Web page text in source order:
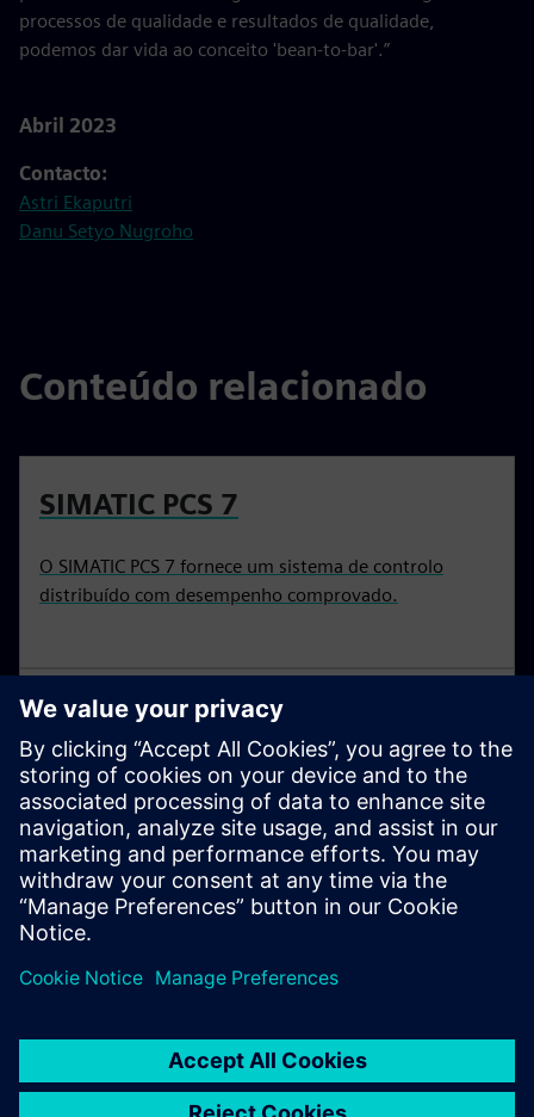
processos de qualidade e resultados de qualidade,
podemos dar vida ao conceito 'bean-to-bar'.”
Abril 2023
Contacto:
Astri Ekaputri
Danu Setyo Nugroho
Conteúdo relacionado
SIMATIC PCS 7
O SIMATIC PCS 7 fornece um sistema de controlo
distribuído com desempenho comprovado.
Digital transformation na
indústria de alimentos e bebidas
Saiba mais sobre a transformação digital na indústria
alimentar e de bebidas.